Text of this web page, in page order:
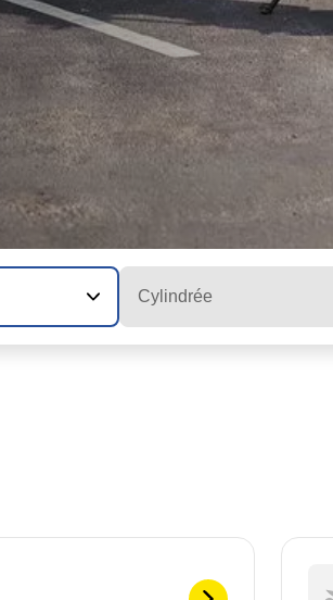
Cylindrée